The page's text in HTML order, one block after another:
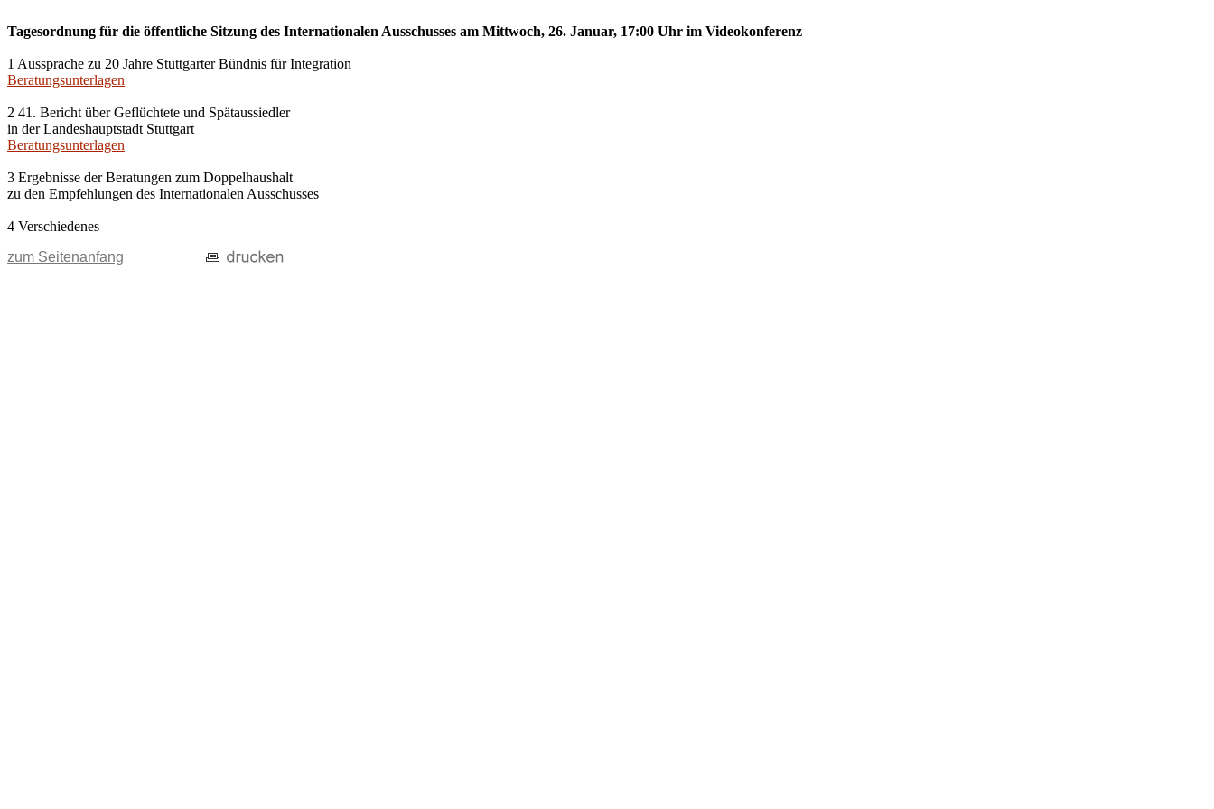
Tagesordnung für die öffentliche Sitzung des Internationalen Ausschusses am Mittwoch, 26. Januar, 17:00 Uhr im Videokonferenz
1 Aussprache zu 20 Jahre Stuttgarter Bündnis für Integration
Beratungsunterlagen
2 41. Bericht über Geflüchtete und Spätaussiedler
in der Landeshauptstadt Stuttgart
Beratungsunterlagen
3 Ergebnisse der Beratungen zum Doppelhaushalt
zu den Empfehlungen des Internationalen Ausschusses
4 Verschiedenes
zum Seitenanfang